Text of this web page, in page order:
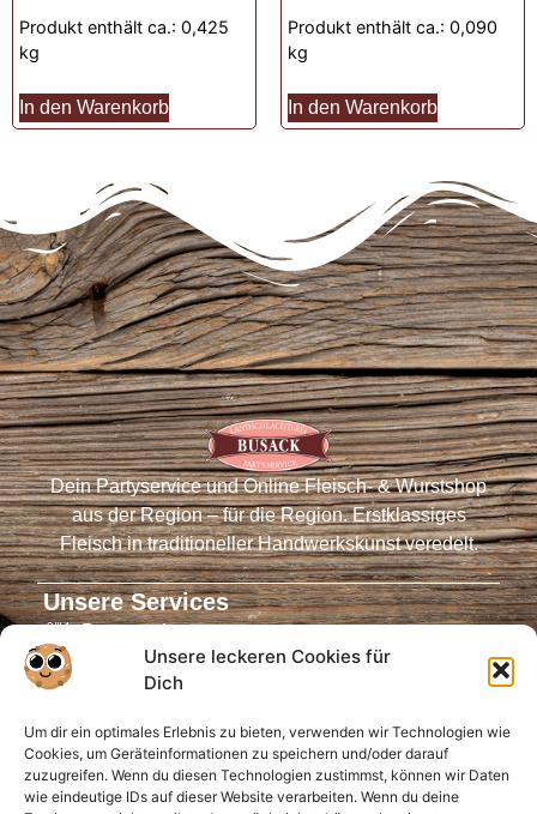
Unsere leckeren Cookies für
Dich
Um dir ein optimales Erlebnis zu bieten, verwenden wir Technologien wie
Cookies, um Geräteinformationen zu speichern und/oder darauf
zuzugreifen. Wenn du diesen Technologien zustimmst, können wir Daten
wie eindeutige IDs auf dieser Website verarbeiten. Wenn du deine
Produkt enthält ca.: 0,425
kg
In den Warenkorb
Produkt enthält ca.: 0,090
kg
In den Warenkorb
Dein Partyservice und Online Fleisch- & Wurstshop
aus der Region – für die Region. Erstklassiges
Fleisch in traditioneller Handwerkskunst veredelt.
Unsere Services
Partyservice
Fleischautomaten
Virtueller Tresen
Öffnungszeiten